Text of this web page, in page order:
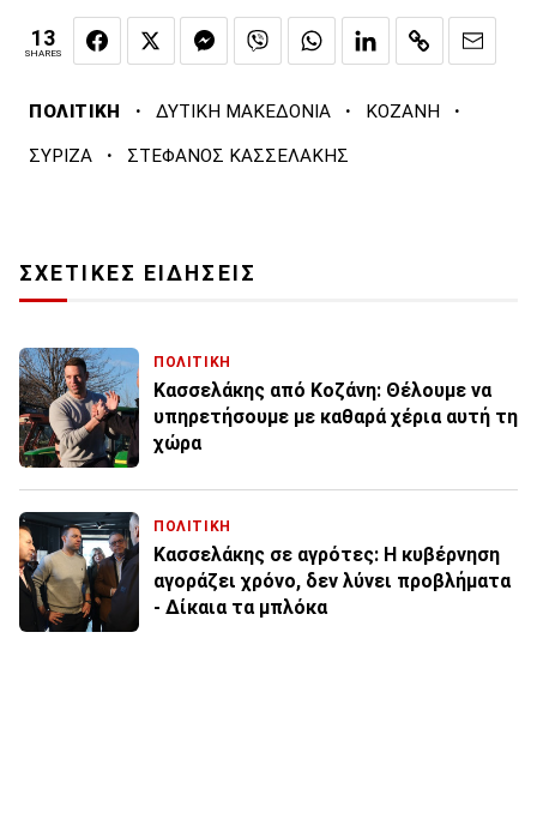
13
SHARES
ΠΟΛΙΤΙΚΗ · ΔΥΤΙΚΗ ΜΑΚΕΔΟΝΙΑ · ΚΟΖΑΝΗ ·
ΣΥΡΙΖΑ · ΣΤΕΦΑΝΟΣ ΚΑΣΣΕΛΑΚΗΣ
ΣΧΕΤΙΚΕΣ ΕΙΔΗΣΕΙΣ
ΠΟΛΙΤΙΚΗ
Κασσελάκης από Κοζάνη: Θέλουμε να
υπηρετήσουμε με καθαρά χέρια αυτή τη
χώρα
ΠΟΛΙΤΙΚΗ
Κασσελάκης σε αγρότες: Η κυβέρνηση
αγοράζει χρόνο, δεν λύνει προβλήματα
- Δίκαια τα μπλόκα